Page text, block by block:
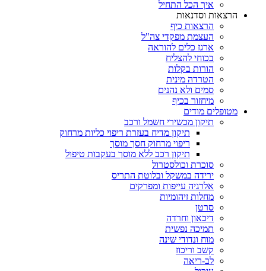
איך הכל התחיל
הרצאות וסדנאות
הרצאות כיף
העצמת מפקדי צה"ל
ארגז כלים להוראה
בכוחי להצליח
הורות בקלות
הטרדה מינית
סמים ולא נהנים
מיחזור בכיף
מטופלים מודים
תיקון מכשירי חשמל ורכב
תיקון מדיח בעזרת ריפוי כליות מרחוק
ריפוי מרחוק חסך מוסך
תיקון רכב ללא מוסך בעקבות טיפול
סוכרת וכולסטרול
ירידה במשקל ובלוטת התריס
אלרגיה עייפות ומפרקים
מחלות זיהומיות
סרטן
דיכאון וחרדה
תמיכה נפשית
מוח ונדודי שינה
קשב וריכוז
לב-ריאה